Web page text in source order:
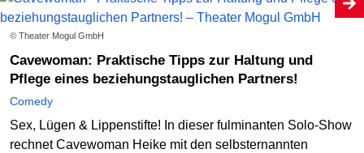
© Theater Mogul GmbH
Cavewoman: Praktische Tipps zur Haltung und
Pflege eines beziehungstauglichen Partners!
Comedy
Sex, Lügen & Lippenstifte! In dieser fulminanten Solo-Show
rechnet Cavewoman Heike mit den selbsternannten